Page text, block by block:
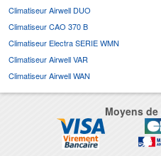
Climatiseur Airwell DUO
Climatiseur CAO 370 B
Climatiseur Electra SERIE WMN
Climatiseur Airwell VAR
Climatiseur Airwell WAN
Moyens